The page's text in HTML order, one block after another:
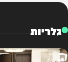
גלריות